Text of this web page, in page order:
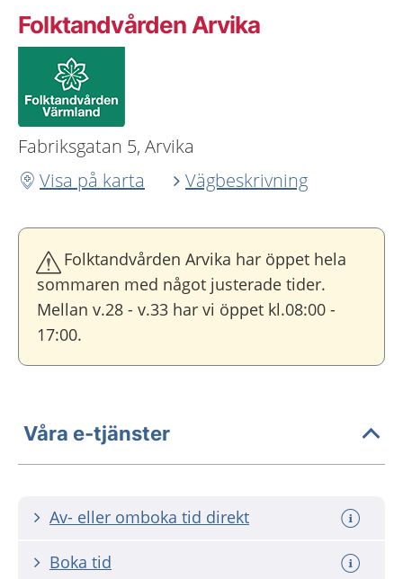
Folktandvården Arvika
Fabriksgatan 5, Arvika
Visa på karta
Vägbeskrivning
Folktandvården Arvika har öppet hela
sommaren med något justerade tider.
Mellan v.28 - v.33 har vi öppet kl.08:00 -
17:00.
Våra e-tjänster
Av- eller omboka tid direkt
Boka tid